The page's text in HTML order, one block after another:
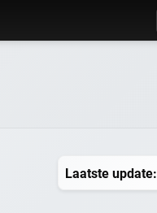
Laatste update: